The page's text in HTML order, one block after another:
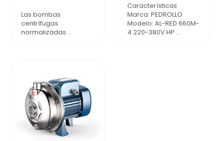
Las bombas
centrífugas
normalizadas ...
Características
Marca: PEDROLLO
Modelo: AL-RED 660M-
4 220-380V HP ...